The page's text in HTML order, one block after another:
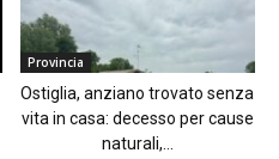
Provincia
Ostiglia, anziano trovato senza
vita in casa: decesso per cause
naturali,...